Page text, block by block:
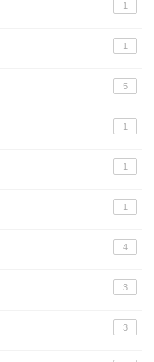
1
1
5
1
1
1
4
3
3